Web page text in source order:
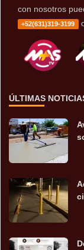
con nosotros
+52(631)319-3199
ÚLTIMAS